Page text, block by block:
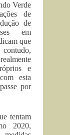
Verde
de
de
em
que
e
esta
por
tentam
2020,